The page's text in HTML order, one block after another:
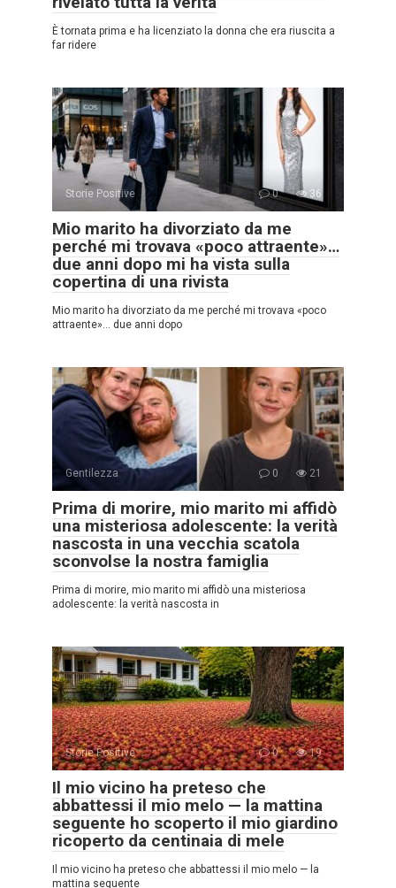
È tornata prima e ha licenziato la donna che era riuscita a
far ridere
Storie Positive 0 36
Mio marito ha divorziato da me
perché mi trovava «poco attraente»…
due anni dopo mi ha vista sulla
copertina di una rivista
Mio marito ha divorziato da me perché mi trovava «poco
attraente»… due anni dopo
Gentilezza 0 21
Prima di morire, mio marito mi affidò
una misteriosa adolescente: la verità
nascosta in una vecchia scatola
sconvolse la nostra famiglia
Prima di morire, mio marito mi affidò una misteriosa
adolescente: la verità nascosta in
Storie Positive 0 19
Il mio vicino ha preteso che
abbattessi il mio melo — la mattina
seguente ho scoperto il mio giardino
ricoperto da centinaia di mele
Il mio vicino ha preteso che abbattessi il mio melo — la
mattina seguente